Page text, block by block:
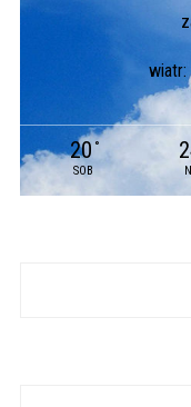
wiatr:
20 °
SOB